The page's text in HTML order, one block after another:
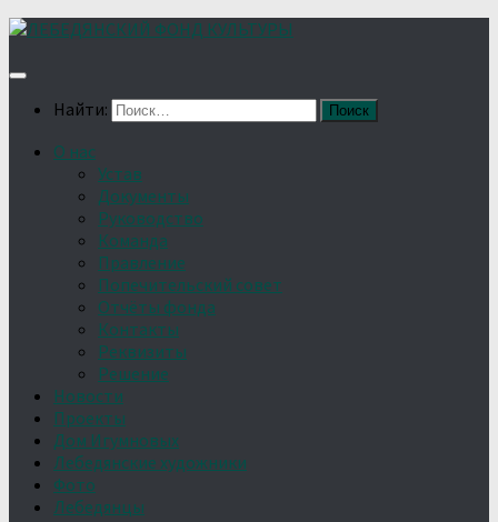
Найти:
О нас
Устав
Документы
Руководство
Команда
Правление
Попечительский совет
Отчёты фонда
Контакты
Реквизиты
Решение
Новости
Проекты
Дом Игумновых
Лебедянские художники
Фото
Лебедянцы